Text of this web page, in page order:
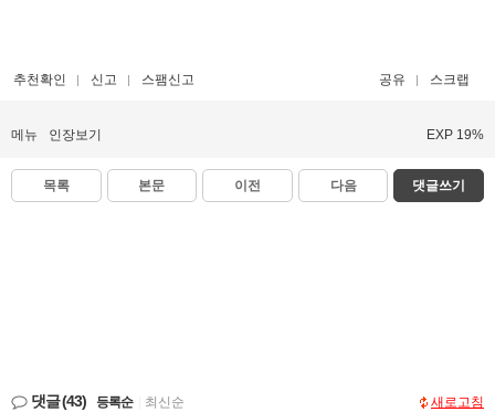
추천확인 신고 스팸신고 공유 스크랩
메뉴 인장보기 EXP 19%
목록 본문 이전 다음 댓글쓰기
댓글(43) 등록순 최신순 새로고침